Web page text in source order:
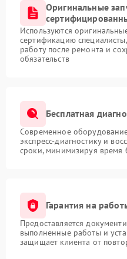
Оригинальные
Используются
сертификацию
работу после ремонта и
обязательств
Бесплатная
Современное
экспресс-диагностику и
сроки, минимизируя время
Гарантия на
Предоставляется
выполненные работы и
защищает клиента от